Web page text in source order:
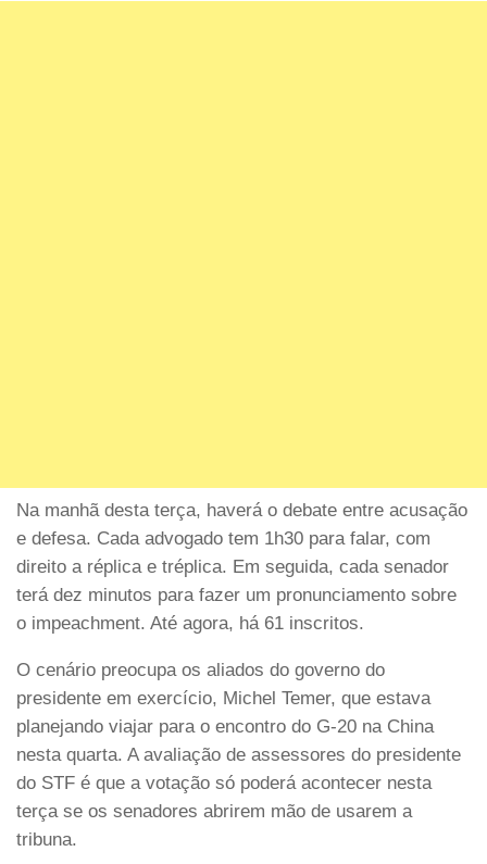
Na manhã desta terça, haverá o debate entre acusação
e defesa. Cada advogado tem 1h30 para falar, com
direito a réplica e tréplica. Em seguida, cada senador
terá dez minutos para fazer um pronunciamento sobre
o impeachment. Até agora, há 61 inscritos.
O cenário preocupa os aliados do governo do
presidente em exercício, Michel Temer, que estava
planejando viajar para o encontro do G-20 na China
nesta quarta. A avaliação de assessores do presidente
do STF é que a votação só poderá acontecer nesta
terça se os senadores abrirem mão de usarem a
tribuna.